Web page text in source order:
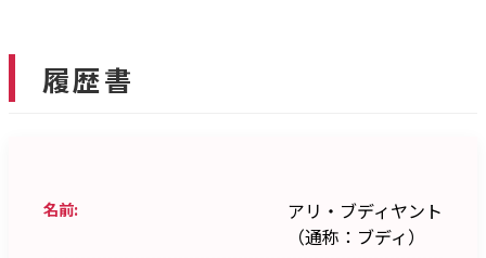
履歴書
名前:
アリ・ブディヤント
（通称：ブディ）